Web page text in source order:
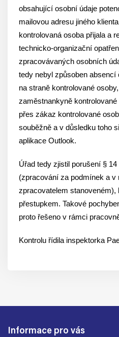
obsahující osobní údaje
mailovou adresu jiného
kontrolovaná osoba přijala a
technicko-organizační
zpracovávaných osobních
tedy nebyl způsoben
na straně kontrolované
zaměstnankyně
přes zákaz kontrolované
souběžně a v důsledku toho
aplikace Outlook.
Úřad tedy zjistil porušení §
(zpracování za podmínek a
zpracovatelem stanoveném),
přestupkem. Takové
proto řešeno v rámci
Kontrolu řídila inspektorka
Informace pro vás